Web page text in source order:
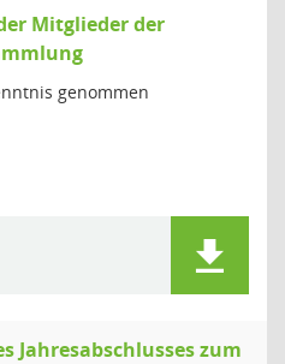
Mitglieder der
genommen
Jahresabschlusses zum